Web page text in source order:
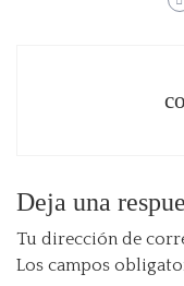
Deja una
Tu dirección de
Los campos